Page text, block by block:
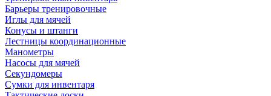
Барьеры тренировочные
Иглы для мячей
Конусы и штанги
Лестницы координационные
Манометры
Насосы для мячей
Секундомеры
Сумки для инвентаря